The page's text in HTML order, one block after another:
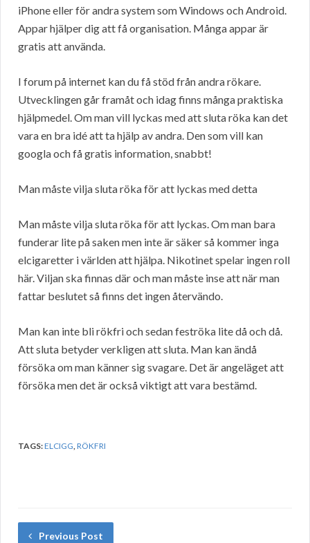
iPhone eller för andra system som Windows och Android.
Appar hjälper dig att få organisation. Många appar är
gratis att använda.
I forum på internet kan du få stöd från andra rökare.
Utvecklingen går framåt och idag finns många praktiska
hjälpmedel. Om man vill lyckas med att sluta röka kan det
vara en bra idé att ta hjälp av andra. Den som vill kan
googla och få gratis information, snabbt!
Man måste vilja sluta röka för att lyckas med detta
Man måste vilja sluta röka för att lyckas. Om man bara
funderar lite på saken men inte är säker så kommer inga
elcigaretter i världen att hjälpa. Nikotinet spelar ingen roll
här. Viljan ska finnas där och man måste inse att när man
fattar beslutet så finns det ingen återvändo.
Man kan inte bli rökfri och sedan feströka lite då och då.
Att sluta betyder verkligen att sluta. Man kan ändå
försöka om man känner sig svagare. Det är angeläget att
försöka men det är också viktigt att vara bestämd.
TAGS:ELCIGG,RÖKFRI
Previous Post